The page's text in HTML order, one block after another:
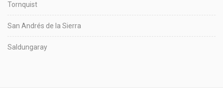
Tornquist
San Andrés de la Sierra
Saldungaray